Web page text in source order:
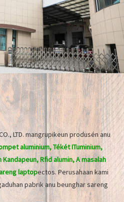
LTD. mangrupikeun produsén anu
aluminium, Tékét ITuminium,
Rfid alumin, A masalah
laptopectos. Perusahaan kami
pabrik anu beunghar sareng